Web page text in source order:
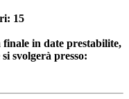
15
in date prestabilite,
svolgerà presso: